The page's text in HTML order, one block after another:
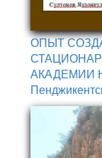
ОПЫТ
АКАДЕМИИ